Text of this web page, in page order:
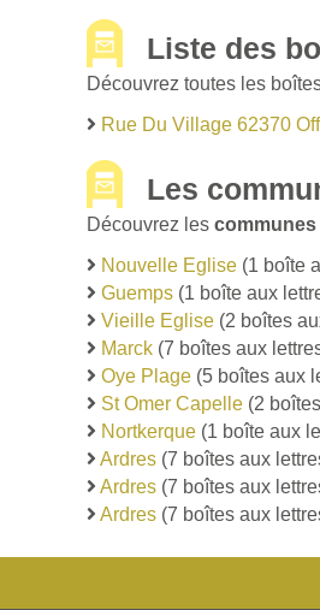
Liste des
Découvrez toutes les
Rue Du Village 62370
Les
Découvrez les communes
Nouvelle Eglise (1 boîte
Guemps (1 boîte aux
Vieille Eglise (2 boîtes
Marck (7 boîtes aux
Oye Plage (5 boîtes aux
St Omer Capelle (2
Nortkerque (1 boîte aux
Ardres (7 boîtes aux
Ardres (7 boîtes aux
Ardres (7 boîtes aux